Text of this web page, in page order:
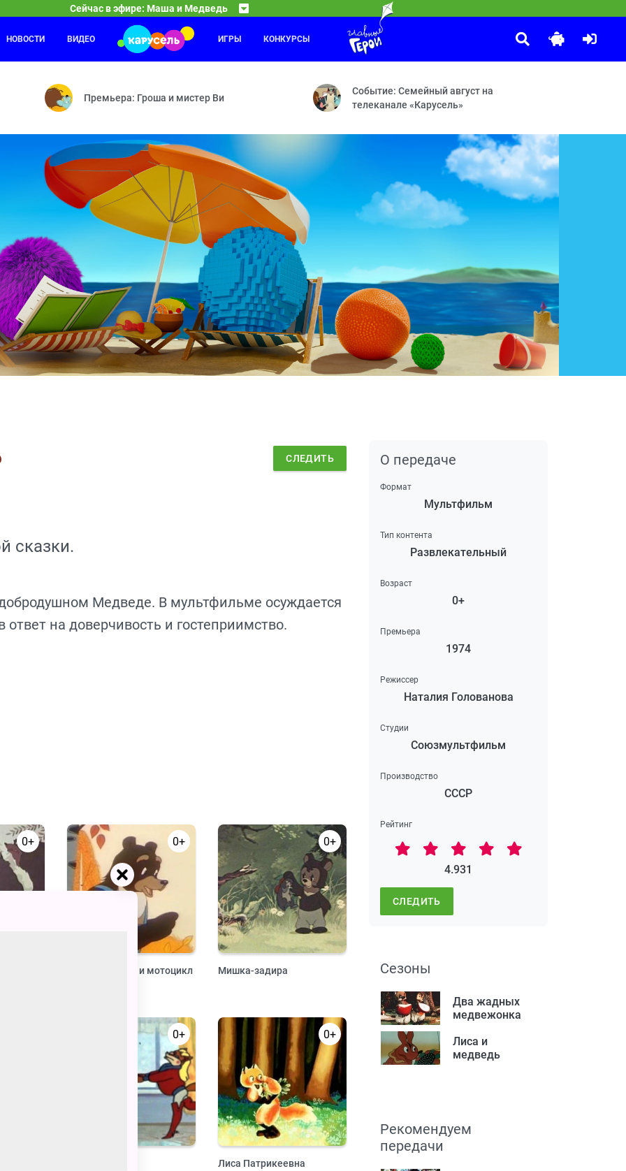
Сейчас в эфире: Маша и Медведь
Грязное дело — Байки-бабайки — Колесо дружбы — Два поросёнка — Три пятачка — Соловей мой, соловей
Лунтик
Важное поручение — Кто тут самый-самый? — Ценный подарок — Потеряшки — Угощение для друзей — Шляпа —
Смешарики
Рояль — Энергия храпа — Молочное пари — Аноним —
НОВОСТИ ВИДЕО ИГРЫ КОНКУРСЫ
Премьера: Гроша и мистер Ви
Событие: Семейный август на
телеканале «Карусель»
СЛЕДИТЬ
сказки.
Медведе. В мультфильме осуждается
на доверчивость и гостеприимство.
0+ 0+
Лиса, медведь и мотоцикл
0+
Мишка-задира
0+ 0+
Лиса Патрикеевна
О передаче
Формат
Мультфильм
Тип контента
Развлекательный
Возраст
0+
Премьера
1974
Режиссер
Наталия Голованова
Студии
Союзмультфильм
Производство
СССР
Рейтинг
4.931
СЛЕДИТЬ
Сезоны
Два жадных
медвежонка
Лиса и
медведь
Рекомендуем
передачи